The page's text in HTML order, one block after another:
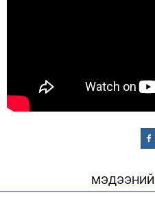
МЭДЭЭНИЙ